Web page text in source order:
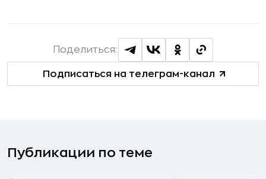
Подписаться на телеграм-канал
Поделиться:
Публикации по теме